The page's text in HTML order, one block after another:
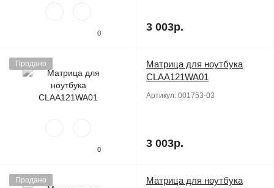
0 3 003р.
Продано
0
Матрица для ноутбука
CLAA121WA01
Артикул: 001753-03
3 003р.
Продано
Матрица для ноутбука